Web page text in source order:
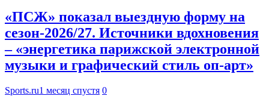
«ПСЖ» показал выездную форму на
сезон-2026/27. Источники вдохновения
– «энергетика парижской электронной
музыки и графический стиль оп-арт»
Sports.ru1 месяц спустя 0